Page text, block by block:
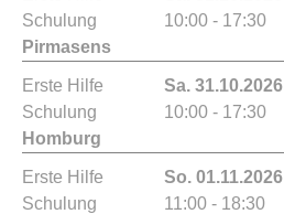
Schulung
Pirmasens
10:00 - 17:30
Erste Hilfe
Schulung
Homburg
Sa. 31.10.2026
10:00 - 17:30
Erste Hilfe
Schulung
So. 01.11.2026
11:00 - 18:30